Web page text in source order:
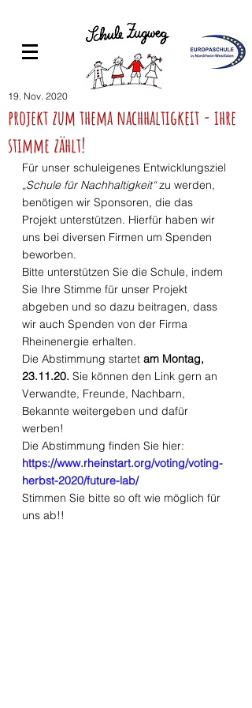
projekt zum thema nachhaltigkeit - ihre
stimme zählt!
19. Nov. 2020
Für unser schuleigenes Entwicklungsziel
„Schule für Nachhaltigkeit“ zu werden,
benötigen wir Sponsoren, die das
Projekt unterstützen. Hierfür haben wir
uns bei diversen Firmen um Spenden
beworben.
Bitte unterstützen Sie die Schule, indem
Sie Ihre Stimme für unser Projekt
abgeben und so dazu beitragen, dass
wir auch Spenden von der Firma
Rheinenergie erhalten.
Die Abstimmung startet am Montag,
23.11.20. Sie können den Link gern an
Verwandte, Freunde, Nachbarn,
Bekannte weitergeben und dafür
werben!
Die Abstimmung finden Sie hier:
https://www.rheinstart.org/voting/voting-
herbst-2020/future-lab/
Stimmen Sie bitte so oft wie möglich für
uns ab!!